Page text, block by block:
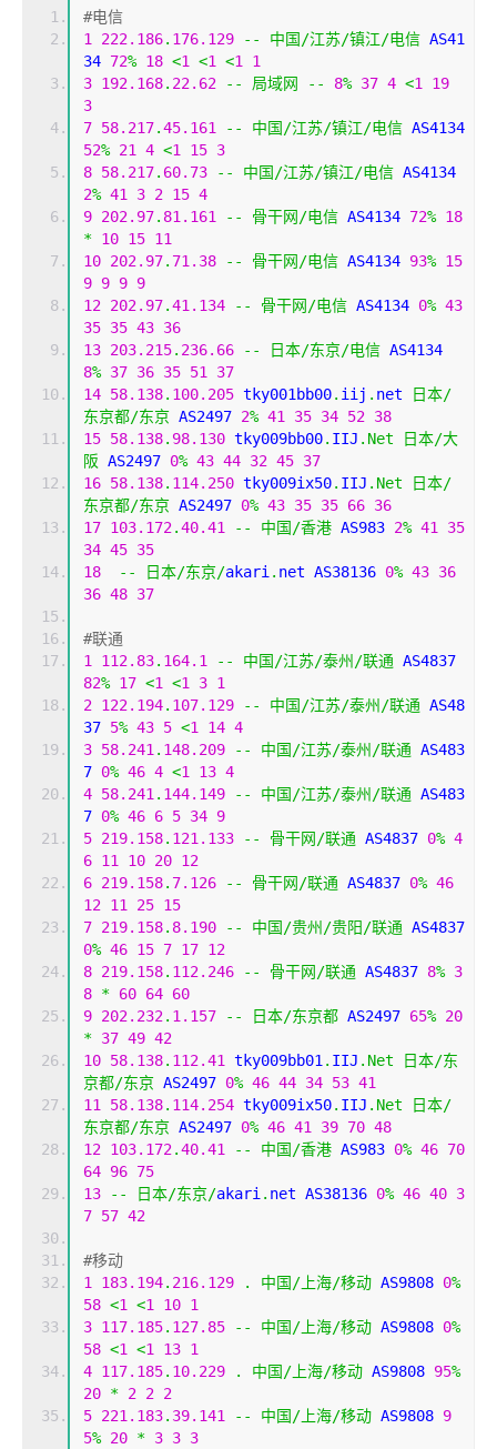
#电信
1
222.186. 176.129 -- 中国/江苏/镇江/电信 AS41
34 72% 18 <1 <1 <1
1
3 192.168. 22.62 -- 局域网 -- 8% 37 4 <1
19
3
7 58.217.45.161 -- 中国/江苏/镇江/电信
52% 21 4 <1 15 3
8 58.217. 60.73 -- 中国/江苏/镇江/电信
2% 41 3 2 15 4
9 202.97. 81.161 -- 骨干网/电信 AS4134 72% 18
* 10 15 11
10 202.97. 71.38 -- 骨干网/电信 AS4134 93% 15
9 9 9 9
12 202.97.41.134 -- 骨干网/电信 AS4134 0% 43
35 35 43 36
13 203.215. 236.66 -- 日本/东京/电信
8% 37 36 35 51
37
14 58.138. 100.205 tky001bb00. iij . net
日本/
东京都/东京 AS2497 2% 41 35 34 52 38
15 58.138. 98.130 tky009bb00. IIJ . Net
日本/大
阪 AS2497 0% 43 44 32 45 37
16 58.138. 114.250 tky009ix50. IIJ . Net
日本/
东京都/东京 AS2497 0% 43 35 35 66 36
17 103.172.40.41 -- 中国/香港 AS983 2% 41
35
34 45 35
18
-- 日本/东京/akari . net AS38136 0% 43 36
36 48 37
#联通
1
112.83. 164.1 -- 中国/江苏/泰州/联通
82% 17 <1 <1 3 1
2 122.194. 107.129 -- 中国/江苏/泰州/联通 AS48
37 5% 43 5 <1 14 4
3 58.241 . 148.209 -- 中国/江苏/泰州/联通 AS483
7 0% 46 4 <1 13 4
4 58.241 . 144.149 -- 中国/江苏/泰州/联通 AS483
7 0% 46 6 5 34 9
5 219.158. 121.133 -- 骨干网/联通 AS4837 0% 4
6 11 10 20 12
6 219.158. 7.126 -- 骨干网/联通 AS4837 0% 46
12 11 25 15
7 219.158. 8.190 -- 中国/贵州/贵阳/联通
0% 46 15 7 17 12
8 219.158. 112.246 -- 骨干网/联通 AS4837 8% 3
8 * 60 64 60
9 202.232. 1.157 -- 日本/东京都 AS2497 65% 20
* 37 49 42
10 58.138. 112.41 tky009bb01 . IIJ . Net
日本/东
京都/东京 AS2497 0% 46 44 34 53 41
11
58.138. 114.254 tky009ix50. IIJ . Net
日本/
东京都/东京 AS2497 0% 46 41 39 70 48
12 103.172.40.41 -- 中国/香港 AS983 0% 46 70
64 96 75
13
-- 日本/东京/akari . net AS38136 0% 46 40 3
7 57 42
#移动
1
183.194. 216.129 . 中国/上海/移动 AS9808 0%
58 <1 <1 10 1
3 117.185. 127.85 -- 中国/上海/移动 AS9808 0%
58 <1 <1 13 1
4 117.185. 10.229 . 中国/上海/移动 AS9808 95%
20 * 2 2 2
5 221.183. 39.141 -- 中国/上海/移动 AS9808 9
5% 20 * 3 3 3